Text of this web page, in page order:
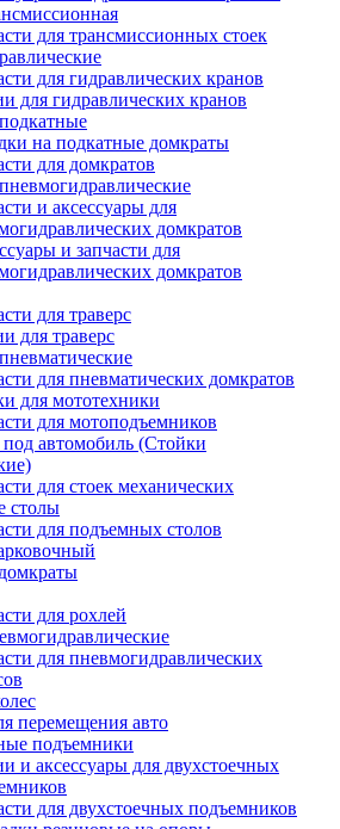
для трансмиссионных стоек
для гидравлических кранов
для гидравлических кранов
на подкатные домкраты
для домкратов
и аксессуары для
домкратов
и запчасти для
домкратов
для траверс
для траверс
для пневматических домкратов
для мототехники
для мотоподъемников
автомобиль (Стойки
для стоек механических
столы
для подъемных столов
для рохлей
для пневмогидравлических
перемещения авто
подъемники
и аксессуары для двухстоечных
для двухстоечных подъемников